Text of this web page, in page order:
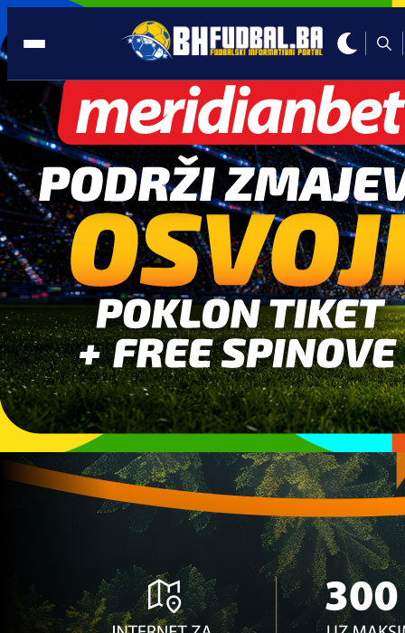
PROMO
10:00, 28.06.2026
ZAPOČNI IGRU SA STILOM: Meridian
časti sa 350 KM na startu!
Autor:
Sponzorirano
10:00, 28.06.2026